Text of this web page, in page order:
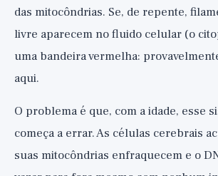
função em camundongos idosos
Estudo 3: A conexão com
neurodegenerativas
E o sistema imunológico em
Vale a pena procurar um
STING?
das mitocôndrias. Se, de repente,
livre aparecem no fluido celular (o
uma bandeira vermelha:
aqui.
O problema é que, com a idade, esse
começa a errar. As células cerebrais
suas mitocôndrias enfraquecem e o